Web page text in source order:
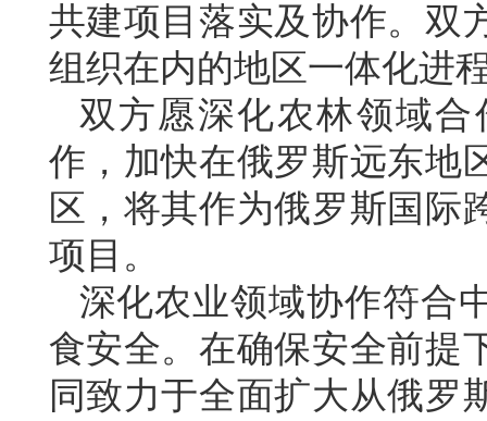
共建项目落实及协作。双
组织在内的地区一体化进
双方愿深化农林领域
作，加快在俄罗斯远东地
区，将其作为俄罗斯国际
项目。
深化农业领域协作符合
食安全。在确保安全前提
同致力于全面扩大从俄罗